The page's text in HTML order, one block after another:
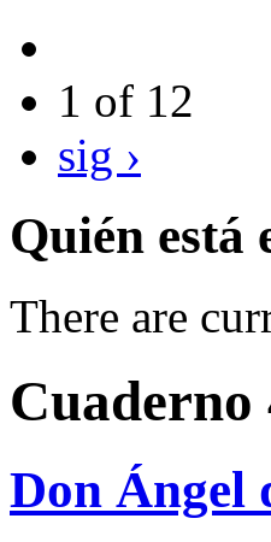
1 of 12
sig ›
Quién está
There are
Cuaderno
Don Ángel